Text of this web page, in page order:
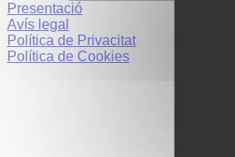
Presentació
Avís legal
Política de Privacitat
Política de Cookies